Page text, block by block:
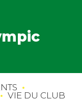
VIE DU CLUB